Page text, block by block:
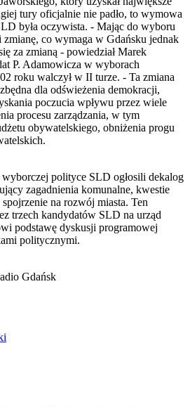
tury oficjalnie nie padło, to wymowa
była oczywista. - Mając do wyboru
zmianę, co wymaga w Gdańsku jednak
za zmianą - powiedział Marek
P. Adamowicza w wyborach
roku walczył w II turze. - Ta zmiana
dla odświeżenia demokracji,
poczucia wpływu przez wiele
procesu zarządzania, w tym
obywatelskiego, obniżenia progu
polityce SLD ogłosili dekalog
zagadnienia komunalne, kwestie
na rozwój miasta. Ten
trzech kandydatów SLD na urząd
podstawę dyskusji programowej
politycznymi.
Gdańsk